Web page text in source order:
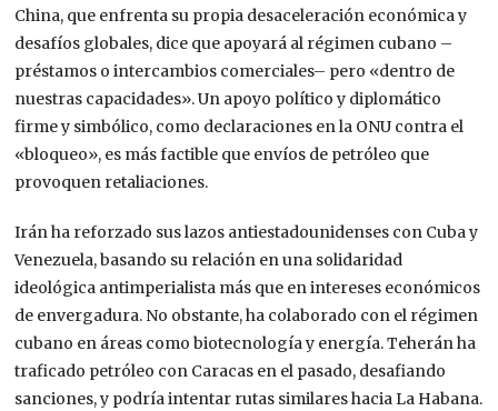
China, que enfrenta su propia desaceleración económica y
desafíos globales, dice que apoyará al régimen cubano –
préstamos o intercambios comerciales– pero «dentro de
nuestras capacidades».Un apoyo político y diplomático
firme y simbólico, como declaraciones en la ONU contra el
«bloqueo», es más factible que envíos de petróleo que
provoquen retaliaciones.
Iránha reforzado sus lazos antiestadounidenses con Cuba y
Venezuela, basando su relación en una solidaridad
ideológica antimperialista más que en intereses económicos
de envergadura. No obstante, ha colaborado con el régimen
cubano en áreas como biotecnología y energía. Teherán ha
traficado petróleo con Caracas en el pasado, desafiando
sanciones, y podría intentar rutas similares hacia La Habana.